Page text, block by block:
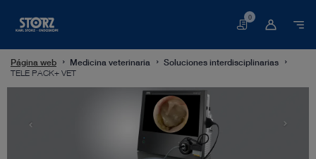
Cesta
0
Página web Medicina veterinaria
Soluciones interdisciplinarias
TELE PACK+ VET